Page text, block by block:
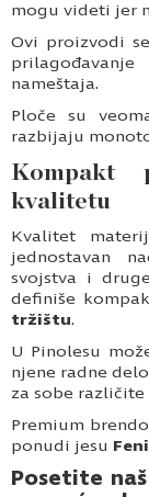
mogu videti jer
Ovi proizvodi
nameštaja.
Ploče su
razbijaju
Kompakt
kvalitetu
Kvalitet
jednostavan
svojstva i
definiše
tržištu.
U Pinolesu
njene radne
za sobe različite
Premium
ponudi jesu
Posetite